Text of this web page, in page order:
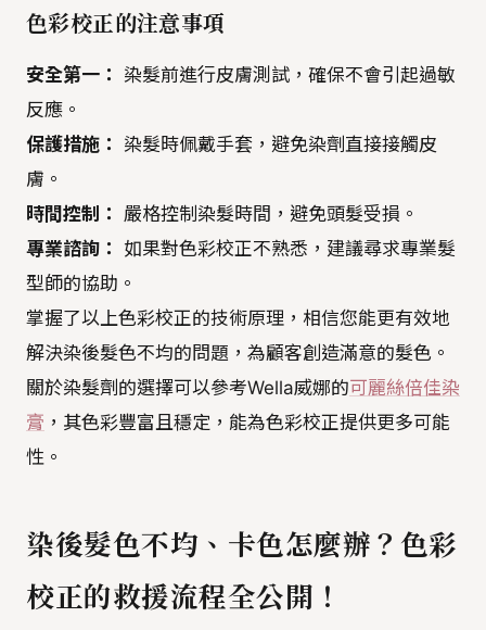
色彩校正的注意事項
安全第一： 染髮前進行皮膚測試，確保不會引起過敏
反應。
保護措施： 染髮時佩戴手套，避免染劑直接接觸皮
膚。
時間控制： 嚴格控制染髮時間，避免頭髮受損。
專業諮詢： 如果對色彩校正不熟悉，建議尋求專業髮
型師的協助。
掌握了以上色彩校正的技術原理，相信您能更有效地
解決染後髮色不均的問題，為顧客創造滿意的髮色。
關於染髮劑的選擇可以參考Wella威娜的可麗絲倍佳染
膏 ，其色彩豐富且穩定，能為色彩校正提供更多可能
性。
染後髮色不均、卡色怎麼辦？色彩
校正的救援流程全公開！